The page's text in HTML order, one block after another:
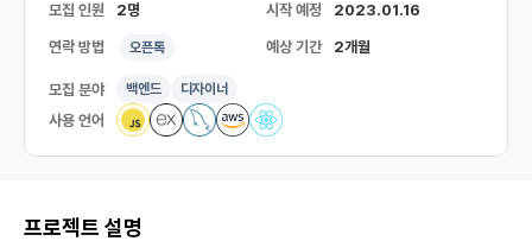
모집 인원 2명 시작 예정 2023.01.16
연락 방법 오픈톡 예상 기간 2개월
모집 분야 백엔드 디자이너
사용 언어
프로젝트 설명